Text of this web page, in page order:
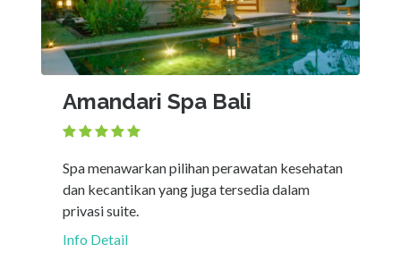
Amandari Spa Bali
Spa menawarkan pilihan perawatan kesehatan
dan kecantikan yang juga tersedia dalam
privasi suite.
Info Detail